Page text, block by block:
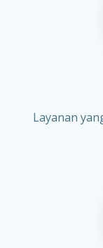
Layanan